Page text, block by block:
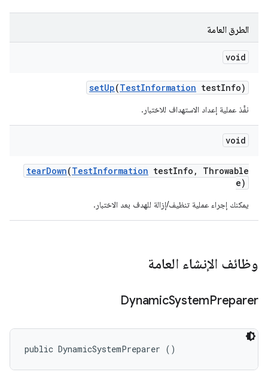
الطرق العامة
void
setUp(TestInformation testInfo)
نفِّذ عملية إعداد الاستهداف للاختبار.
void
tearDown(TestInformation testInfo ,
Throwable
e)
يمكنك إجراء عملية تنظيف/إزالة للهدف بعد الاختبار.
وظائف الإنشاء العامة
DynamicSystemPreparer
public DynamicSystemPreparer ()